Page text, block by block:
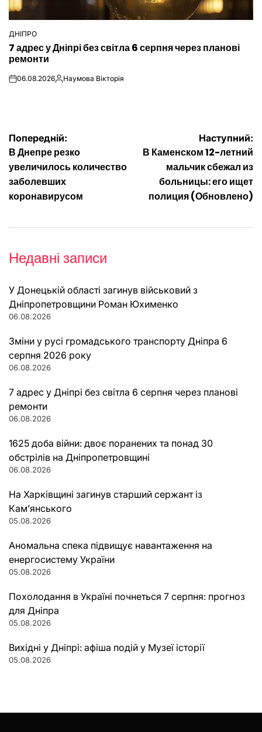
ОПУБЛІКУВАТИ
У
ДНІПРО
7 адрес у Дніпрі без світла 6 серпня через планові
ремонти
on06.08.2026Опубліковано
Наумова Вікторія
Навігація
записів
Попередній:
В Днепре резко
увеличилось количество
заболевших
коронавирусом
Наступний:
В Каменском 12-летний
мальчик сбежал из
больницы: его ищет
полиция (Обновлено)
Недавні записи
У Донецькій області загинув військовий з
Дніпропетровщини Роман Юхименко
06.08.2026
Зміни у русі громадського транспорту Дніпра 6
серпня 2026 року
06.08.2026
7 адрес у Дніпрі без світла 6 серпня через планові
ремонти
06.08.2026
1625 доба війни: двоє поранених та понад 30
обстрілів на Дніпропетровщині
06.08.2026
На Харківщині загинув старший сержант із
Кам’янського
05.08.2026
Аномальна спека підвищує навантаження на
енергосистему України
05.08.2026
Похолодання в Україні почнеться 7 серпня: прогноз
для Дніпра
05.08.2026
Вихідні у Дніпрі: афіша подій у Музеї історії
05.08.2026